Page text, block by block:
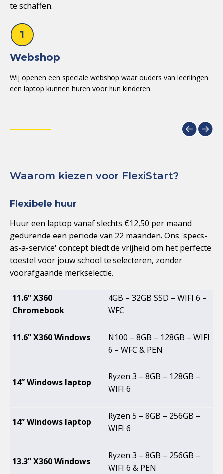
te schaffen.
Webshop
Wij openen een speciale webshop waar ouders van leerlingen
een laptop kunnen huren voor hun kinderen.
Waarom kiezen voor FlexiStart?
Flexibele huur
Huur een laptop vanaf slechts €12,50 per maand
gedurende een periode van 22 maanden. Ons 'specs-
as-a-service' concept biedt de vrijheid om het perfecte
toestel voor jouw school te selecteren, zonder
voorafgaande merkselectie.
11.6” X360
Chromebook
4GB – 32GB SSD – WIFI 6 –
WFC
11.6” X360 Windows
N100 – 8GB – 128GB – WIFI
6 – WFC & PEN
14” Windows laptop
Ryzen 3 – 8GB – 128GB –
WIFI 6
14” Windows laptop
Ryzen 5 – 8GB – 256GB –
WIFI 6
13.3” X360 Windows
Ryzen 3 – 8GB – 256GB –
WIFI 6 & PEN